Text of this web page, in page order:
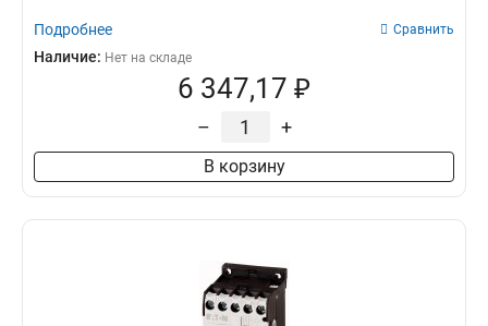
Подробнее Сравнить
Наличие: Нет на складе
6 347,17 ₽
– +
В корзину